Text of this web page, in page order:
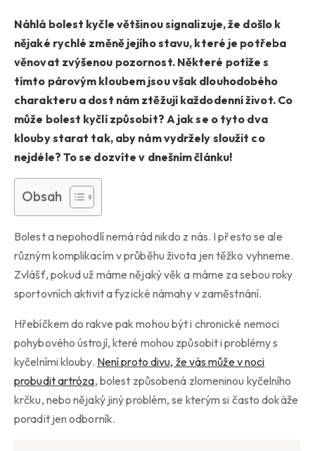
Náhlá bolest kyčle většinou signalizuje, že došlo k
nějaké rychlé změně jejího stavu, které je potřeba
věnovat zvýšenou pozornost. Některé potíže s
tímto párovým kloubem jsou však dlouhodobého
charakteru a dost nám ztěžují každodenní život. Co
může bolest kyčlí způsobit? A jak se o tyto dva
klouby starat tak, aby nám vydržely sloužit co
nejdéle? To se dozvíte v dnešním článku!
Obsah
Bolest a nepohodlí nemá rád nikdo z nás. I přesto se ale
různým komplikacím v průběhu života jen těžko vyhneme.
Zvlášť, pokud už máme nějaký věk a máme za sebou roky
sportovních aktivit a fyzické námahy v zaměstnání.
Hřebíčkem do rakve pak mohou být i chronické nemoci
pohybového ústrojí, které mohou způsobit i problémy s
kyčelními klouby. Není proto divu, že vás může v noci
probudit artróza, bolest způsobená zlomeninou kyčelního
krčku, nebo nějaký jiný problém, se kterým si často dokáže
poradit jen odborník.